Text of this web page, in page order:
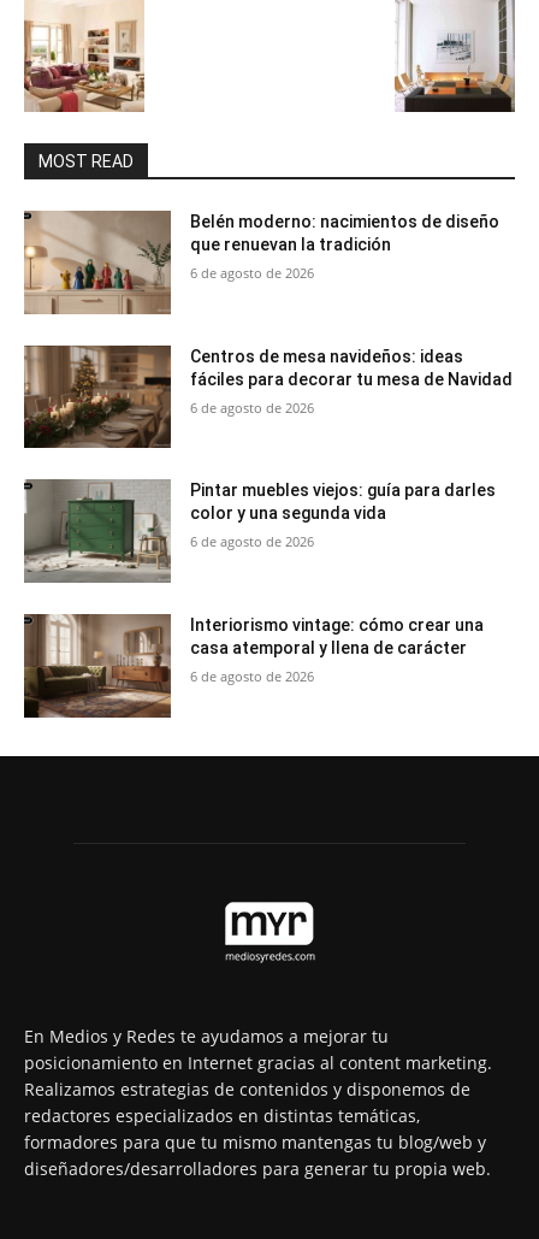
MOST READ
Belén moderno: nacimientos de diseño
que renuevan la tradición
6 de agosto de 2026
Centros de mesa navideños: ideas
fáciles para decorar tu mesa de Navidad
6 de agosto de 2026
Pintar muebles viejos: guía para darles
color y una segunda vida
6 de agosto de 2026
Interiorismo vintage: cómo crear una
casa atemporal y llena de carácter
6 de agosto de 2026
En Medios y Redes te ayudamos a mejorar tu
posicionamiento en Internet gracias al content marketing.
Realizamos estrategias de contenidos y disponemos de
redactores especializados en distintas temáticas,
formadores para que tu mismo mantengas tu blog/web y
diseñadores/desarrolladores para generar tu propia web.